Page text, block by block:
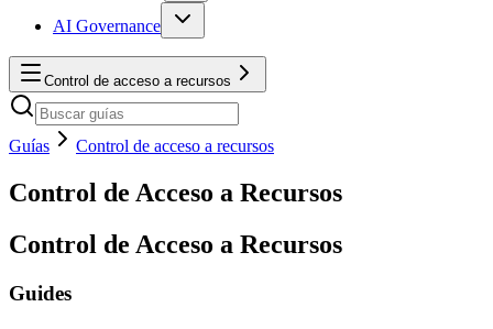
AI Governance
Control de acceso a recursos
Guías Control de acceso a recursos
Control de Acceso a Recursos
Control de Acceso a Recursos
Guides